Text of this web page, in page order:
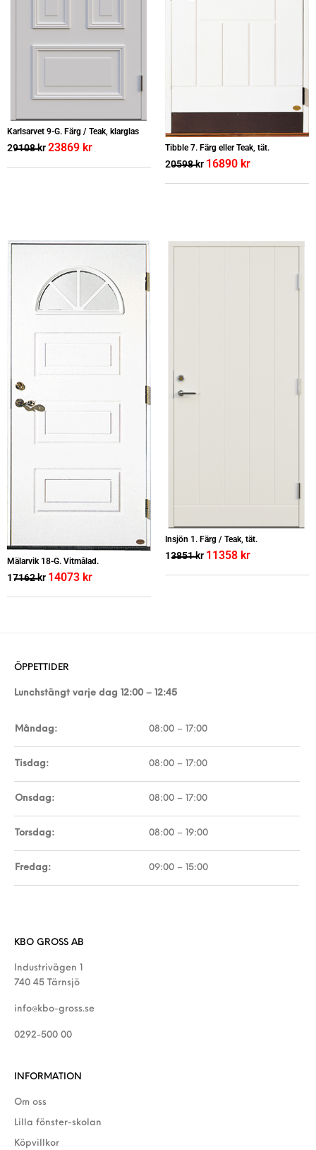
Karlsarvet 9-G. Färg / Teak, klarglas
29108kr23869 kr Tibble 7. Färg eller Teak, tät.
20598kr 16890 kr
Mälarvik 18-G. Vitmålad.
17162kr 14073 kr
Insjön 1. Färg / Teak, tät.
13851kr 11358 kr
ÖPPETTIDER
Lunchstängt varje dag 12:00 – 12:45
Måndag: 08:00 – 17:00
Tisdag: 08:00 – 17:00
Onsdag: 08:00 – 17:00
Torsdag: 08:00 – 19:00
Fredag: 09:00 – 15:00
KBO GROSS AB
Industrivägen 1
740 45 Tärnsjö
info@kbo-gross.se
0292-500 00
INFORMATION
Om oss
Lilla fönster-skolan
Köpvillkor